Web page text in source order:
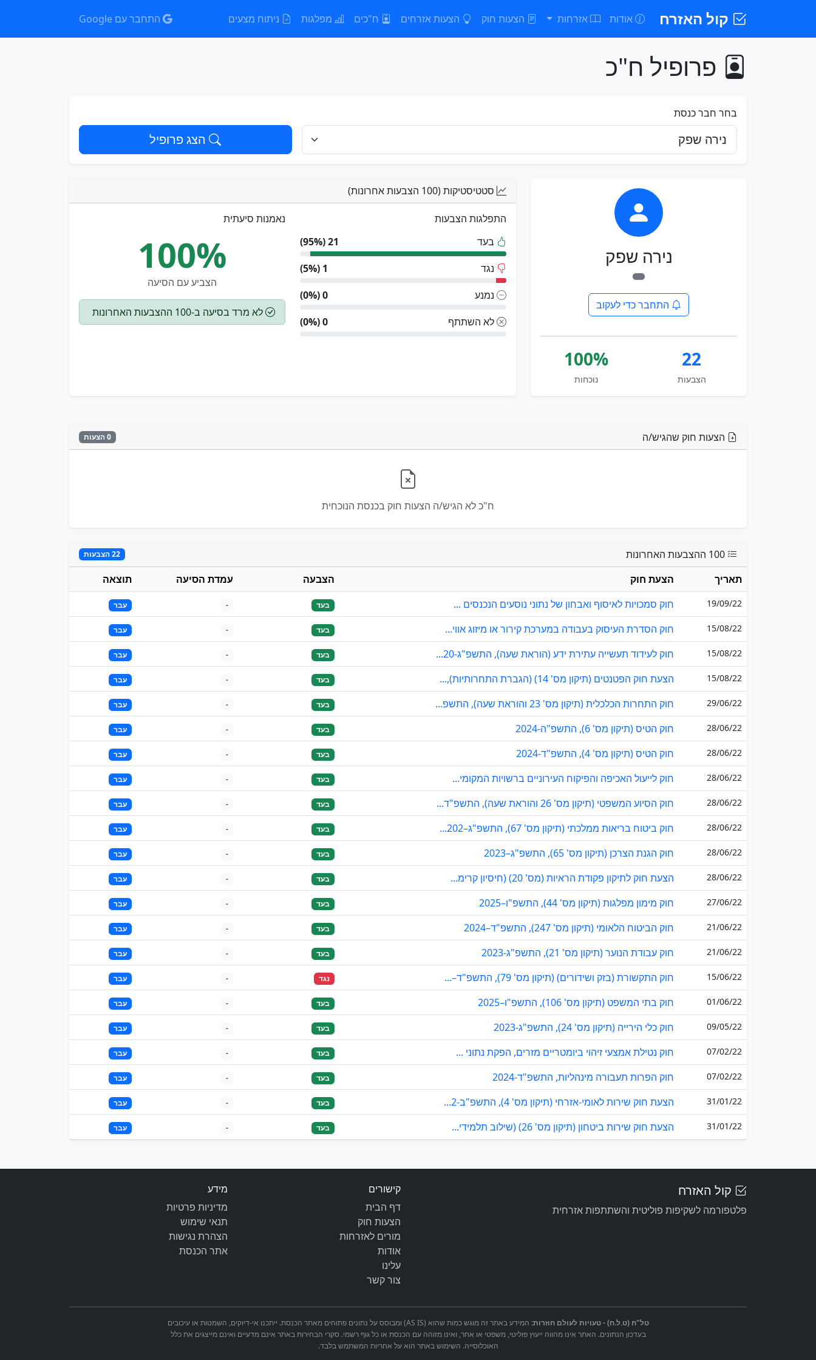
קול האזרח אודות אזרחות הצעות חוק הצעות אזרחים ח"כים מפלגות ניתוח מצעים התחבר עם Google
פרופיל ח"כ
בחר חבר כנסת
הצג פרופיל
נירה שפק
התחבר כדי לעקוב
22
הצבעות
100%
נוכחות
סטטיסטיקות (100 הצבעות אחרונות)
התפלגות הצבעות
בעד
21 (95%)
נגד
1 (5%)
נמנע
0 (0%)
לא השתתף
0 (0%)
נאמנות סיעתית
100%
הצביע עם הסיעה
לא מרד בסיעה ב-100 ההצבעות האחרונות
הצעות חוק שהגיש/ה 0 הצעות
ח"כ לא הגיש/ה הצעות חוק בכנסת הנוכחית
22 הצבעות
תאריך הצעת חוק הצבעה עמדת הסיעה תוצאה
19/09/22 חוק סמכויות לאיסוף ואבחון של נתוני נוסעים הנכנסים ... בעד - עבר
15/08/22 חוק הסדרת העיסוק בעבודה במערכת קירור או מיזוג אווי... בעד - עבר
15/08/22 חוק לעידוד תעשייה עתירת ידע (הוראת שעה), התשפ"ג-20... בעד - עבר
15/08/22 הצעת חוק הפטנטים (תיקון מס' 14) (הגברת התחרותיות),... בעד - עבר
29/06/22 חוק התחרות הכלכלית (תיקון מס' 23 והוראת שעה), התשפ... בעד - עבר
28/06/22 חוק הטיס (תיקון מס' 6), התשפ"ה-2024 בעד - עבר
28/06/22 חוק הטיס (תיקון מס' 4), התשפ"ד-2024 בעד - עבר
28/06/22 חוק לייעול האכיפה והפיקוח העירוניים ברשויות המקומי... בעד - עבר
28/06/22 חוק הסיוע המשפטי (תיקון מס' 26 והוראת שעה), התשפ"ד... בעד - עבר
28/06/22 חוק ביטוח בריאות ממלכתי (תיקון מס' 67), התשפ"ג–202... בעד - עבר
28/06/22 חוק הגנת הצרכן (תיקון מס' 65), התשפ"ג–2023 בעד - עבר
28/06/22 הצעת חוק לתיקון פקודת הראיות (מס' 20) (חיסיון קרימ... בעד - עבר
27/06/22 חוק מימון מפלגות (תיקון מס' 44), התשפ"ו–2025 בעד - עבר
21/06/22 חוק הביטוח הלאומי (תיקון מס' 247), התשפ"ד–2024 בעד - עבר
21/06/22 חוק עבודת הנוער (תיקון מס' 21), התשפ"ג-2023 בעד - עבר
15/06/22 חוק התקשורת (בזק ושידורים) (תיקון מס' 79), התשפ"ד–... נגד - עבר
01/06/22 חוק בתי המשפט (תיקון מס' 106), התשפ"ו–2025 בעד - עבר
09/05/22 חוק כלי הירייה (תיקון מס' 24), התשפ"ג-2023 בעד - עבר
07/02/22 חוק נטילת אמצעי זיהוי ביומטריים מזרים, הפקת נתוני ... בעד - עבר
07/02/22 חוק הפרות תעבורה מינהליות, התשפ"ד-2024 בעד - עבר
31/01/22 הצעת חוק שירות לאומי-אזרחי (תיקון מס' 4), התשפ"ב-2... בעד - עבר
31/01/22 הצעת חוק שירות ביטחון (תיקון מס' 26) (שילוב תלמידי... בעד - עבר
קול האזרח
פלטפורמה לשקיפות פוליטית והשתתפות אזרחית
קישורים
דף הבית
הצעות חוק
מורים לאזרחות
אודות
עלינו
צור קשר
מידע
מדיניות פרטיות
תנאי שימוש
הצהרת נגישות
אתר הכנסת
טל"ח (ט.ל.ח) - טעויות לעולם חוזרות:
המידע באתר זה מוגש כמות שהוא (AS IS) ומבוסס על נתונים פתוחים מאתר הכנסת. ייתכנו אי-דיוקים, השמטות או עיכובים
בעדכון הנתונים. האתר אינו מהווה ייעוץ פוליטי, משפטי או אחר, ואינו מזוהה עם הכנסת או כל גוף רשמי. סקרי הבחירות באתר אינם מדעיים ואינם מייצגים את כלל
האוכלוסייה. השימוש באתר הוא על אחריות המשתמש בלבד.